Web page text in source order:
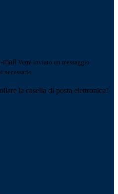
mail Verrà inviato un messaggio
la casella di posta elettronica!